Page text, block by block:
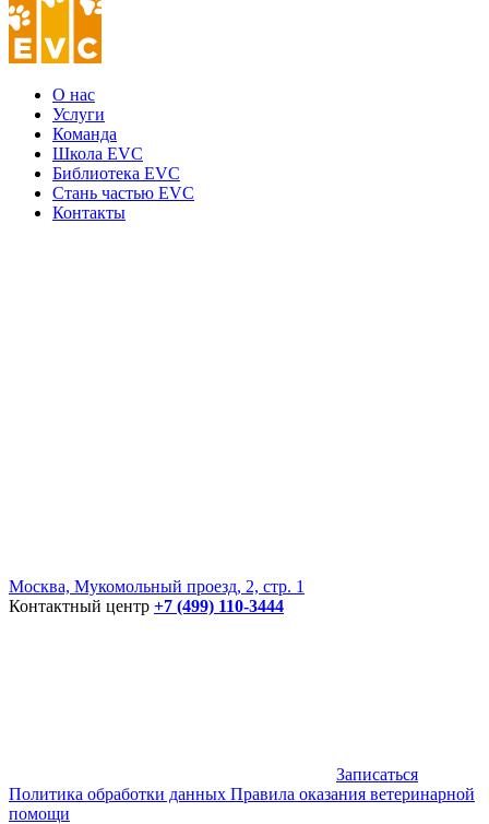
О нас
Услуги
Команда
Школа EVC
Библиотека EVC
Стань частью EVC
Контакты
Москва, Мукомольный проезд, 2, стр. 1
Контактный центр +7 (499) 110-3444
Записаться
Политика обработки данных Правила оказания ветеринарной
помощи